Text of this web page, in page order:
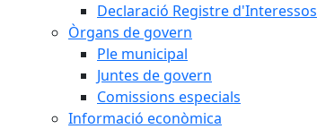
Declaració Registre d'Interessos
Òrgans de govern
Ple municipal
Juntes de govern
Comissions especials
Informació econòmica